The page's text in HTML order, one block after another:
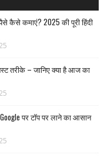
कैसे कमाएं? 2025 की पूरी हिंदी
तरीके – जानिए क्या है आज का
पर टॉप पर लाने का आसान